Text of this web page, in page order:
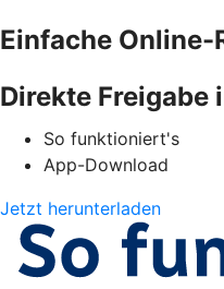
Einfache
Direkte Freigabe
So funktioniert's
App-Download
Jetzt herunterladen